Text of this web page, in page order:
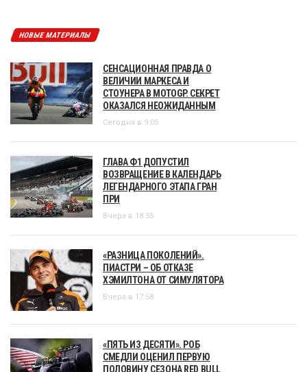
НОВЫЕ МАТЕРИАЛЫ
СЕНСАЦИОННАЯ ПРАВДА О
ВЕЛИЧИИ МАРКЕСА И
СТОУНЕРА В MOTOGP. СЕКРЕТ
ОКАЗАЛСЯ НЕОЖИДАННЫМ
Сегодня в 9:05
ГЛАВА Ф1 ДОПУСТИЛ
ВОЗВРАЩЕНИЕ В КАЛЕНДАРЬ
ЛЕГЕНДАРНОГО ЭТАПА ГРАН
ПРИ
Вчера в 18:55
«РАЗНИЦА ПОКОЛЕНИЙ».
ПИАСТРИ – ОБ ОТКАЗЕ
ХЭМИЛТОНА ОТ СИМУЛЯТОРА
Вчера в 17:58
«ПЯТЬ ИЗ ДЕСЯТИ». РОБ
СМЕДЛИ ОЦЕНИЛ ПЕРВУЮ
ПОЛОВИНУ СЕЗОНА RED BULL